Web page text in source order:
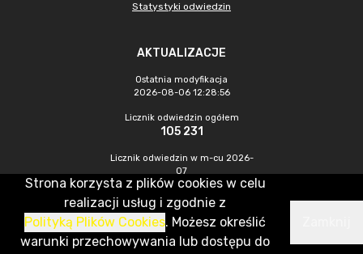
Statystyki odwiedzin
AKTUALIZACJE
Ostatnia modyfikacja
2026-08-06 12:28:56
Licznik odwiedzin ogółem
105 231
Licznik odwiedzin w m-cu 2026-
07
607
CMS & Hosting: Nefeni Sp. z o.o.
Strona korzysta z plików cookies w celu
realizacji usług i zgodnie z
Polityką Plików Cookies. Możesz określić
warunki przechowywania lub dostępu do